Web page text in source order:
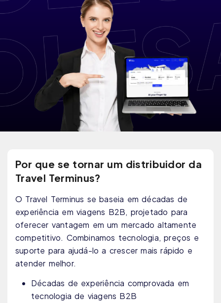
Por que se tornar um distribuidor da
Travel Terminus?
O Travel Terminus se baseia em décadas de
experiência em viagens B2B, projetado para
oferecer vantagem em um mercado altamente
competitivo. Combinamos tecnologia, preços e
suporte para ajudá-lo a crescer mais rápido e
atender melhor.
Décadas de experiência comprovada em
tecnologia de viagens B2B